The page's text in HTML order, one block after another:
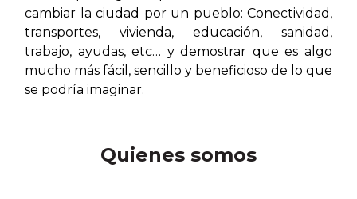
cambiar la ciudad por un pueblo: Conectividad,
transportes, vivienda, educación, sanidad,
trabajo, ayudas, etc… y demostrar que es algo
mucho más fácil, sencillo y beneficioso de lo que
se podría imaginar.
Quienes somos